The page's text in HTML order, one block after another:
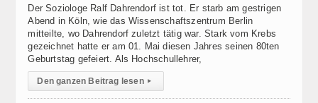
Der Soziologe Ralf Dahrendorf ist tot. Er starb am gestrigen
Abend in Köln, wie das Wissenschaftszentrum Berlin
mitteilte, wo Dahrendorf zuletzt tätig war. Stark vom Krebs
gezeichnet hatte er am 01. Mai diesen Jahres seinen 80ten
Geburtstag gefeiert. Als Hochschullehrer,
Den ganzen Beitrag lesen ▸